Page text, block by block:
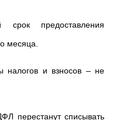
предоставления
месяца.
налогов и взносов – не
перестанут списывать